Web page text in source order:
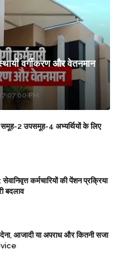
वर्गीकरण और वेतनमान
PM
2 उपसमूह-4 अभ्यर्थियों के लिए
कर्मचारियों की पेंशन प्रक्रिया
बदलाव
आजादी या अपराध और कितनी सजा